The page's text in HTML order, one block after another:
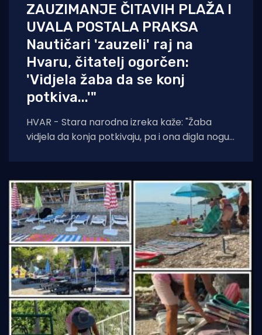
ZAUZIMANJE ČITAVIH PLAŽA I
UVALA POSTALA PRAKSA
Nautičari 'zauzeli' raj na
Hvaru, čitatelj ogorčen:
'Vidjela žaba da se konj
potkiva...'"
HVAR - Stara narodna izreka kaže: "Žaba
vidjela da konja potkivaju, pa i ona digla nogu."